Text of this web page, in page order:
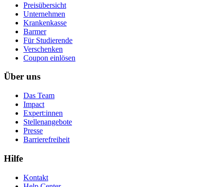
Preisübersicht
Unternehmen
Krankenkasse
Barmer
Für Studierende
Ver­schen­ken
Coupon einlösen
Über uns
Das Team
Impact
Expert:innen
Stellenangebote
Presse
Barrierefreiheit
Hilfe
Kontakt